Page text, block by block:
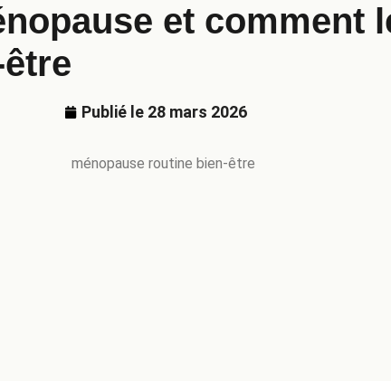
et comment
Publié le 28 mars 2026